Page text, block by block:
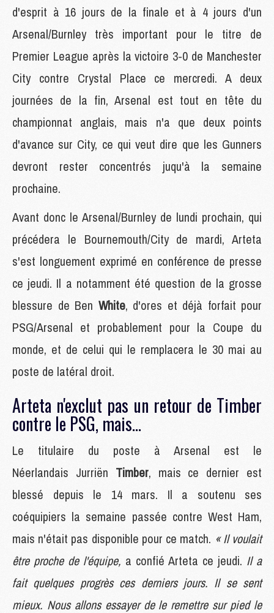
d'esprit à 16 jours de la finale et à 4 jours d'un
Arsenal/Burnley très important pour le titre de
Premier League après la victoire 3-0 de Manchester
City contre Crystal Place ce mercredi. A deux
journées de la fin, Arsenal est tout en tête du
championnat anglais, mais n'a que deux points
d'avance sur City, ce qui veut dire que les Gunners
devront rester concentrés juqu'à la semaine
prochaine.
Avant donc le Arsenal/Burnley de lundi prochain, qui
précédera le Bournemouth/City de mardi, Arteta
s'est longuement exprimé en conférence de presse
ce jeudi. Il a notamment été question de la grosse
blessure de Ben White, d'ores et déjà forfait pour
PSG/Arsenal et probablement pour la Coupe du
monde, et de celui qui le remplacera le 30 mai au
poste de latéral droit.
Arteta n'exclut pas un retour de Timber
contre le PSG, mais...
Le titulaire du poste à Arsenal est le
Néerlandais Jurriën Timber, mais ce dernier est
blessé depuis le 14 mars. Il a soutenu ses
coéquipiers la semaine passée contre West Ham,
mais n'était pas disponible pour ce match. « Il voulait
être proche de l'équipe, a confié Arteta ce jeudi. Il a
fait quelques progrès ces derniers jours. Il se sent
mieux. Nous allons essayer de le remettre sur pied le